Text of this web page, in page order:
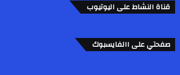
قناة النشاط على اليوتيوب
صفحتي على االفايسبوك